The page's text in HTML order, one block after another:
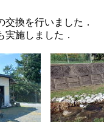
換を行いました．
施しました．